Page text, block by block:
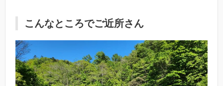
こんなところでご近所さん